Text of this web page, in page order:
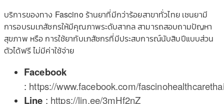
บริการของทาง Fascino ร้านยาที่มีกว่าร้อยสาขาทั่วไทย เชนยามี
การอบรมเภสัชกรให้มีคุณภาพระดับสากล สามารถสอบถามปัญหา
สุขภาพ หรือ การใช้ยากับเภสัชกรที่มีประสบการณ์นับสิบปีแบบส่วน
ตัวได้ฟรี ไม่มีค่าใช้จ่าย
Facebook
: https://www.facebook.com/
Line : https://lin.ee/3mHf2nZ